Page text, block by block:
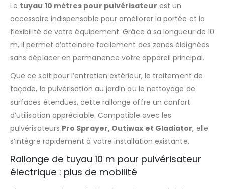
Le tuyau 10 mètres pour pulvérisateur est un
accessoire indispensable pour améliorer la portée et la
flexibilité de votre équipement. Grâce à sa longueur de 10
m, il permet d’atteindre facilement des zones éloignées
sans déplacer en permanence votre appareil principal.
Que ce soit pour l’entretien extérieur, le traitement de
façade, la pulvérisation au jardin ou le nettoyage de
surfaces étendues, cette rallonge offre un confort
d’utilisation appréciable. Compatible avec les
pulvérisateurs Pro Sprayer, Outiwax et Gladiator, elle
s’intègre rapidement à votre installation existante.
Rallonge de tuyau 10 m pour pulvérisateur
électrique : plus de mobilité